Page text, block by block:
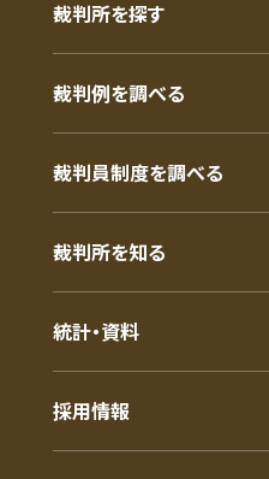
裁判所を探す
裁判例を調べる
裁判員制度を調べる
裁判所を知る
統計・資料
採用情報